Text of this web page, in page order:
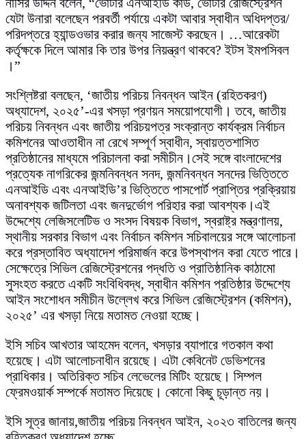
যেটা উনারা বলেছেন পরবর্তী পর্যায়ে একটা আবার স্বাধীন অধিদপ্তর/
পরিদপ্তরে হ্যান্ডওভার করার জন্য সাজেস্ট করছেন। …আরেকটা
কর্তৃক্ষকে দিলে আমার কি তার উপর নিয়ন্ত্রণ থাকবে? ইটস ইমপসিবল
।”
সংশ্লিষ্টরা বলছেন, ‘জাতীয় পরিচয় নিবন্ধন আইন (রহিতকরণ)
অধ্যাদেশ, ২০২৫’-এর খসড়া প্রণয়ন সময়োপযোগী। তবে, জাতীয়
পরিচয় নিবন্ধন এবং জাতীয় পরিচয়পত্র সংক্রান্ত কার্যক্রম নির্বাচন
কমিশনের আওতাধীন না রেখে সম্পূর্ণ স্বাধীন, স্বায়ত্তশাসিত
প্রতিষ্ঠানের মাধ্যমে পরিচালনা করা সমীচীন।সেই সঙ্গে বাংলাদেশের
প্রত্যেক নাগরিকের জন্মনিবন্ধন সনদ, জন্মনিবন্ধন সনদের ভিত্তিতে
এনআইডি এবং এনআইডি’র ভিত্তিতে পাসপোর্ট প্রাপ্তির প্রক্রিয়ায়
অনাবশ্যক জটিলতা এবং জনদুর্ভোগ পরিহার করা আবশ্যক।এই
উদ্দেশ্যে লেজিসলেটিভ ও সংসদ বিষয়ক বিভাগ, স্বরাষ্ট্র মন্ত্রণালয়,
স্থানীয় সরকার বিভাগ এবং নির্বাচন কমিশন সচিবালয়ের সঙ্গে আলোচনা
করে প্রস্তাবিত অধ্যাদেশ পরিমার্জন করে উপস্থাপন করা যেতে পারে।
সেক্ষেত্রে সিভিল রেজিস্ট্রেশনের পদ্ধতি ও প্রাতিষ্ঠানিক কাঠামো
সুসংহত করতে একটি সংবিধিবদ্ধ, স্বাধীন কমিশন প্রতিষ্ঠার উদ্দেশ্যে
আইন সংশোধন সমীচীন উল্লেখ করে সিভিল রেজিস্ট্রেশন (কমিশন),
২০২৫’ এর খসড়া নিয়ে মতামত নেওয়া হচ্ছে।
ইসি সচিব আখতার আহমেদ বলেন, খসড়ার ব্যাপারে গতকাল কথা
হয়েছে। এটা আলোচনাধীন রয়েছে। এটা কেবিনেট ডেভিশনের
প্রাধিকার। অতিরিক্ত সচিব লেভেলের মিটিং হয়েছে। সিম্পল
ফ্রেমওয়ার্ক সম্পর্কে মতামত দিয়েছে। কোনো কিছু চূড়ান্ত নয়।
ইসি সূত্র জানায়,জাতীয় পরিচয় নিবন্ধন আইন, ২০২৩ বাতিলের জন্য